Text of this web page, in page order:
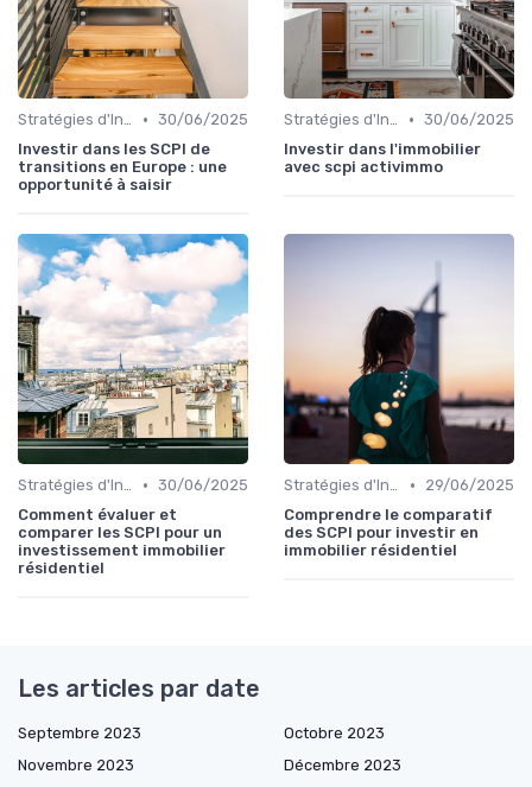
Stratégies d'Investissement Immobilier • 30/06/2025
Investir dans les SCPI de
transitions en Europe : une
opportunité à saisir
Stratégies d'Investissement Immobilier • 30/06/2025
Investir dans l'immobilier
avec scpi activimmo
Stratégies d'Investissement Immobilier • 30/06/2025
Comment évaluer et
comparer les SCPI pour un
investissement immobilier
résidentiel
Stratégies d'Investissement Immobilier •
29/06/2025
Comprendre le comparatif
des SCPI pour investir en
immobilier résidentiel
Les articles par date
Septembre 2023
Octobre 2023
Novembre 2023
Décembre 2023